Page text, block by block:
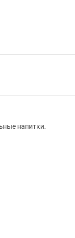
напитки.